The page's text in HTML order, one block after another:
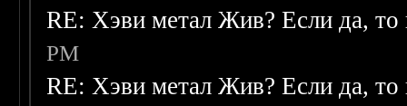
RE: Хэви метал Жив? Если да, то
PM
RE: Хэви метал Жив? Если да, то